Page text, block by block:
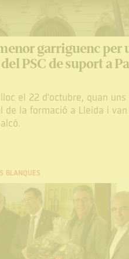
garriguenc per
PSC de suport a
el 22 d'octubre, quan uns
de la formació a Lleida i
BLANQUES